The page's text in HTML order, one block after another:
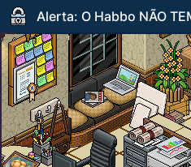
Alerta: O Habbo NÃO